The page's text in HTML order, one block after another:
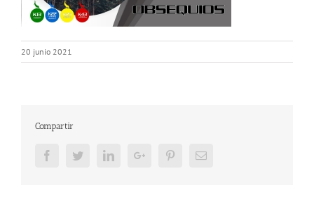
20 junio 2021
Compartir
FacebookTwitterLinkedInGoogle+ PinterestEmail